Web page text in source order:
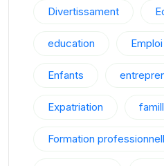
Divertissament
education Emploi
Enfants
Expatriation
Formation